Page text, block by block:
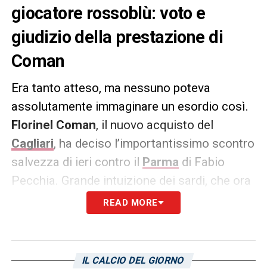
giocatore rossoblù: voto e
giudizio della prestazione di
Coman
Era tanto atteso, ma nessuno poteva
assolutamente immaginare un esordio così.
Florinel Coman, il nuovo acquisto del
Cagliari, ha deciso l’importantissimo scontro
salvezza di ieri contro il Parma di Fabio
Pecchia. Grande intuizione dei sardi, che ora
possono contare su un’arma in più per la fine
del campionato. Voto e giudizio secondo
Probabilmente l’esordio più
READ MORE
IL CALCIO DEL GIORNO